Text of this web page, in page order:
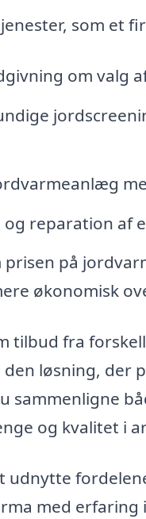
som et
om valg
og reparation af
på
økonomisk
tilbud fra
løsning, der
sammenligne
og kvalitet i
udnytte
med erfaring